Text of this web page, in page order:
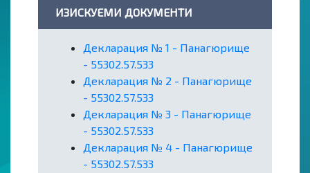
ИЗИСКУЕМИ ДОКУМЕНТИ
Декларация № 1 - Панагюрище
- 55302.57.533
Декларация № 2 - Панагюрище
- 55302.57.533
Декларация № 3 - Панагюрище
- 55302.57.533
Декларация № 4 - Панагюрище
- 55302.57.533